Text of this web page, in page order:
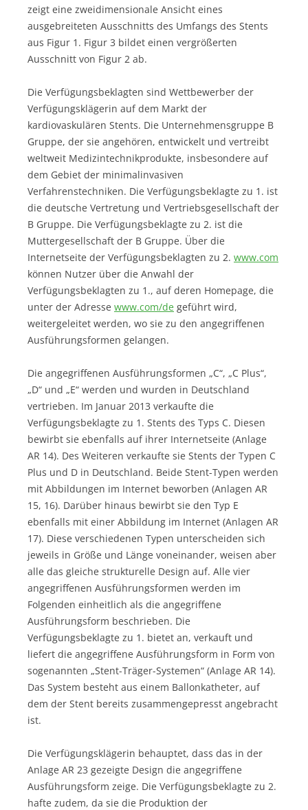
zeigt eine zweidimensionale Ansicht eines
ausgebreiteten Ausschnitts des Umfangs des Stents
aus Figur 1. Figur 3 bildet einen vergrößerten
Ausschnitt von Figur 2 ab.
Die Verfügungsbeklagten sind Wettbewerber der
Verfügungsklägerin auf dem Markt der
kardiovaskulären Stents. Die Unternehmensgruppe B
Gruppe, der sie angehören, entwickelt und vertreibt
weltweit Medizintechnikprodukte, insbesondere auf
dem Gebiet der minimalinvasiven
Verfahrenstechniken. Die Verfügungsbeklagte zu 1. ist
die deutsche Vertretung und Vertriebsgesellschaft der
B Gruppe. Die Verfügungsbeklagte zu 2. ist die
Muttergesellschaft der B Gruppe. Über die
Internetseite der Verfügungsbeklagten zu 2. www.com
können Nutzer über die Anwahl der
Verfügungsbeklagten zu 1., auf deren Homepage, die
unter der Adresse www.com/de geführt wird,
weitergeleitet werden, wo sie zu den angegriffenen
Ausführungsformen gelangen.
Die angegriffenen Ausführungsformen „C“, „C Plus“,
„D“ und „E“ werden und wurden in Deutschland
vertrieben. Im Januar 2013 verkaufte die
Verfügungsbeklagte zu 1. Stents des Typs C. Diesen
bewirbt sie ebenfalls auf ihrer Internetseite (Anlage
AR 14). Des Weiteren verkaufte sie Stents der Typen C
Plus und D in Deutschland. Beide Stent-Typen werden
mit Abbildungen im Internet beworben (Anlagen AR
15, 16). Darüber hinaus bewirbt sie den Typ E
ebenfalls mit einer Abbildung im Internet (Anlagen AR
17). Diese verschiedenen Typen unterscheiden sich
jeweils in Größe und Länge voneinander, weisen aber
alle das gleiche strukturelle Design auf. Alle vier
angegriffenen Ausführungsformen werden im
Folgenden einheitlich als die angegriffene
Ausführungsform beschrieben. Die
Verfügungsbeklagte zu 1. bietet an, verkauft und
liefert die angegriffene Ausführungsform in Form von
sogenannten „Stent-Träger-Systemen“ (Anlage AR 14).
Das System besteht aus einem Ballonkatheter, auf
dem der Stent bereits zusammengepresst angebracht
ist.
Die Verfügungsklägerin behauptet, dass das in der
Anlage AR 23 gezeigte Design die angegriffene
Ausführungsform zeige. Die Verfügungsbeklagte zu 2.
hafte zudem, da sie die Produktion der